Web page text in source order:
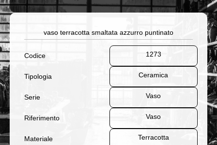
vaso terracotta smaltata azzurro puntinato
Codice 1273
Tipologia Ceramica
Serie Vaso
Riferimento Vaso
Materiale Terracotta